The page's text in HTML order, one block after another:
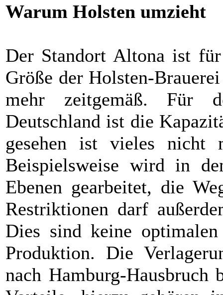
Warum Holsten umzieht
Der Standort Altona ist
Größe der Holsten-
mehr zeitgemäß. Für
Deutschland ist die
gesehen ist vieles nicht
Beispielsweise wird in
Ebenen gearbeitet, die
Restriktionen darf
Dies sind keine
Produktion. Die
nach Hamburg-Hausbruch